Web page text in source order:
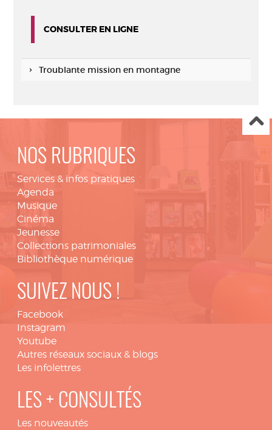
CONSULTER EN LIGNE
Troublante mission en montagne
NOS RUBRIQUES
Services & infos pratiques
Agenda
Musique
Cinéma
Jeunesse
Collections patrimoniales
Bibliothèque numérique
SUIVEZ NOUS !
Facebook
Instagram
Youtube
Autres réseaux sociaux & blogs
Les infolettres
LES + CONSULTÉS
Les nouveautés